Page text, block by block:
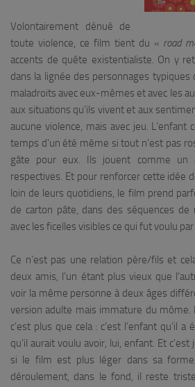
Volontairement dénué de
toute violence, ce film tient du « road
accents de quête existentialiste. On y
dans la lignée des personnages typiques
maladroits avec eux-mêmes et avec les
aux situations qu’ils vivent et aux
aucune violence, mais avec jeu. L’enfant
temps d’un été même si tout n’est pas
gâte pour eux. Ils jouent comme un
respectives. Et pour renforcer cette idée
loin de leurs quotidiens, le film prend
de carton pâte, dans des séquences
avec les ficelles visibles ce qui fut voulu
Ce n’est pas une relation père/fils et
deux amis, l’un étant plus vieux que
voir la même personne à deux âges
version adulte mais immature du môme.
c’est plus que cela : c’est l’enfant qu’il
qu’il aurait voulu avoir, lui, enfant. Et
si le film est plus léger dans sa
déroulement, dans le fond, il reste